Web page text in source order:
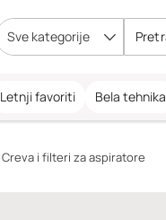
Sve kategorije
Letnji favoriti Bela tehnika
Creva i filteri za aspiratore